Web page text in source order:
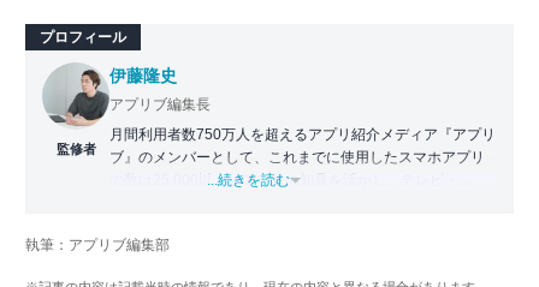
プロフィール
監修者
伊藤隆史
アプリブ編集長
月間利用者数750万人を超えるアプリ紹介メディア『アプリ
ブ』のメンバーとして、これまでに使用したスマホアプリ
の数は25,000以上。アプリの知見を活かし、テレビ・
化アプリの紹介）、TBS『サタプラ』（スマホライフが変
...続きを読む
執筆：アプリブ編集部